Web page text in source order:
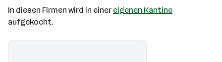
In diesen Firmen wird in einer eigenen Kantine
aufgekocht.